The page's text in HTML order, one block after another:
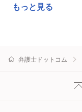
もっと見る
弁護士ドットコム